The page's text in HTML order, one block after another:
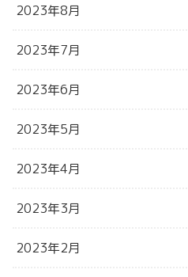
2023年8月
2023年7月
2023年6月
2023年5月
2023年4月
2023年3月
2023年2月